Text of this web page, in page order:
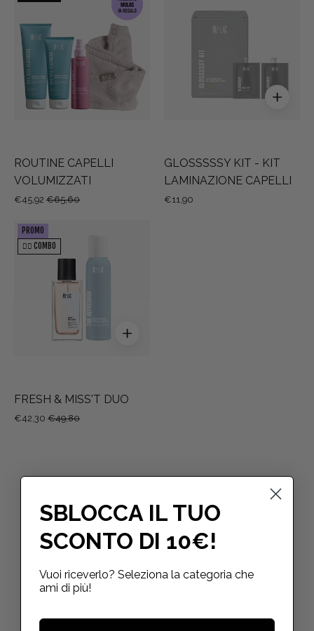
CAPELLI
VOLUMIZZATI
ROUTINE CAPELLI
VOLUMIZZATI
€45,92 €65,60
KIT
LAMINAZIONE
CAPELLI
GLOSSSSSY KIT - KIT
LAMINAZIONE CAPELLI
€11,90
MISS'T
PROMO
👯‍♀️ COMBO
FRESH & MISS'T DUO
€42,30 €49,80
SBLOCCA IL TUO
SCONTO DI 10€!
Vuoi riceverlo? Seleziona la categoria che
ami di più!